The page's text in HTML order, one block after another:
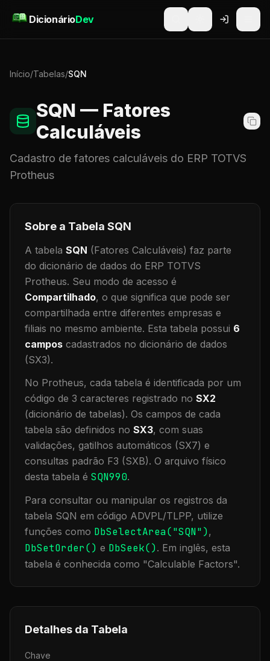
DicionárioDev
Início/Tabelas/SQN
SQN — Fatores
Calculáveis
Cadastro de fatores calculáveis do ERP TOTVS
Protheus
Sobre a Tabela SQN
A tabela SQN (Fatores Calculáveis) faz parte
do dicionário de dados do ERP TOTVS
Protheus. Seu modo de acesso é
Compartilhado, o que significa que pode ser
compartilhada entre diferentes empresas e
filiais no mesmo ambiente. Esta tabela possui 6
campos cadastrados no dicionário de dados
(SX3).
No Protheus, cada tabela é identificada por um
código de 3 caracteres registrado no SX2
(dicionário de tabelas). Os campos de cada
tabela são definidos no SX3, com suas
validações, gatilhos automáticos (SX7) e
consultas padrão F3 (SXB). O arquivo físico
desta tabela é SQN990.
Para consultar ou manipular os registros da
tabela SQN em código ADVPL/TLPP, utilize
funções como DbSelectArea("SQN"),
DbSetOrder() e DbSeek(). Em inglês, esta
tabela é conhecida como "Calculable Factors".
Detalhes da Tabela
Chave